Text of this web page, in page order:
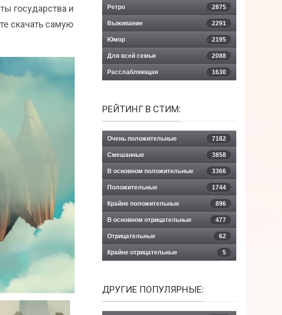
государства и
скачать самую
Ретро 2875
Выживание 2291
Юмор 2195
Для всей семьи 2088
Расслабляющая 1630
РЕЙТИНГ В СТИМ:
Очень положительные 7182
Смешанные 3858
В основном положительные 3366
Положительные 1744
Крайне положительные 896
В основном отрицательные 477
Отрицательные 62
Крайне отрицательные 5
ДРУГИЕ ПОПУЛЯРНЫЕ: